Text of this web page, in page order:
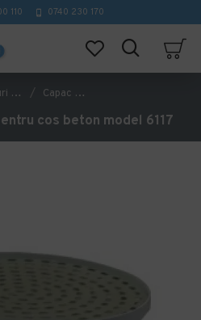
110 0740 230 170
Capac cu scrumiera pentru cos beton model 6117
cos beton model 6117